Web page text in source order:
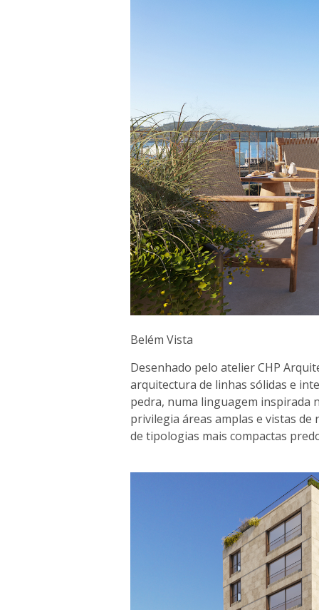
Belém Vista
Desenhado pelo atelier CHP
arquitectura de linhas sólidas e
pedra, numa linguagem inspirada
privilegia áreas amplas e vistas
de tipologias mais compactas